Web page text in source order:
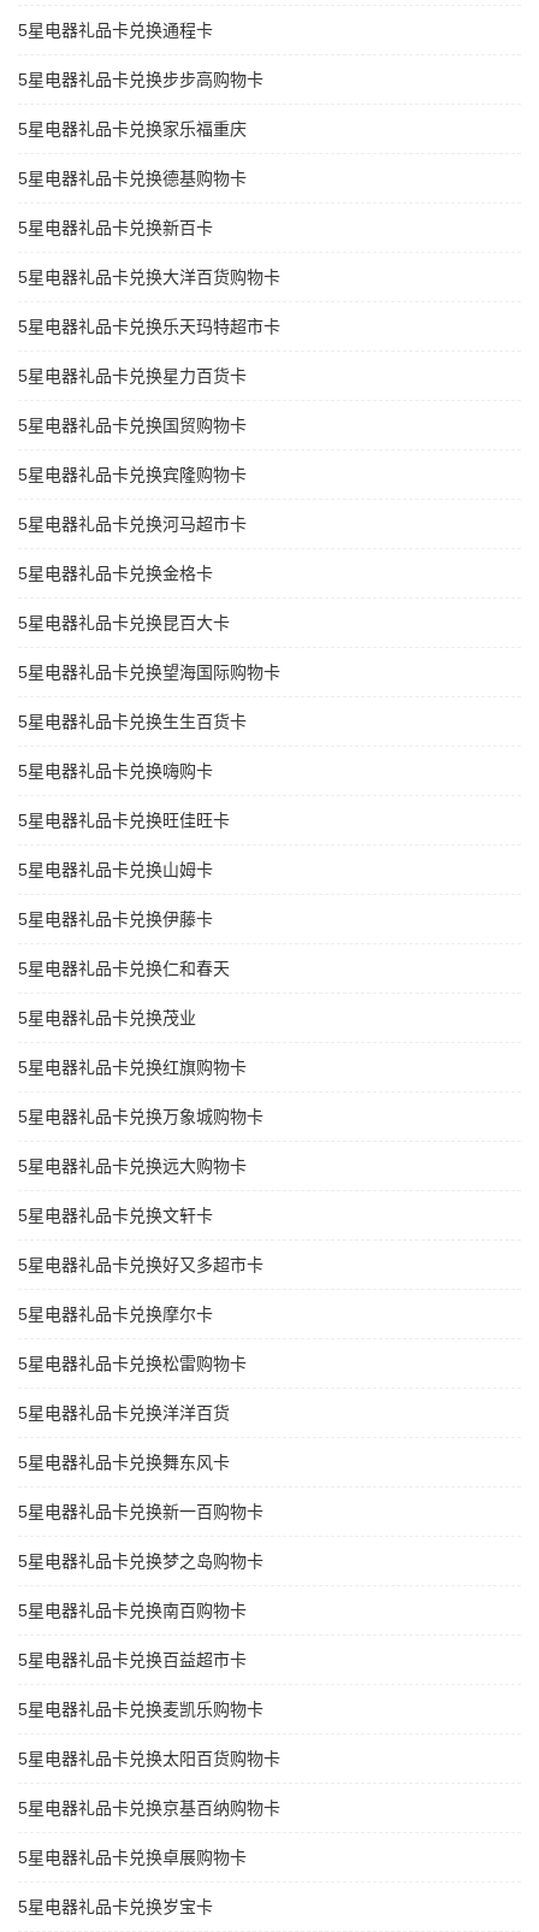
5星电器礼品卡兑换通程卡
5星电器礼品卡兑换步步高购物卡
5星电器礼品卡兑换家乐福重庆
5星电器礼品卡兑换德基购物卡
5星电器礼品卡兑换新百卡
5星电器礼品卡兑换大洋百货购物卡
5星电器礼品卡兑换乐天玛特超市卡
5星电器礼品卡兑换星力百货卡
5星电器礼品卡兑换国贸购物卡
5星电器礼品卡兑换宾隆购物卡
5星电器礼品卡兑换河马超市卡
5星电器礼品卡兑换金格卡
5星电器礼品卡兑换昆百大卡
5星电器礼品卡兑换望海国际购物卡
5星电器礼品卡兑换生生百货卡
5星电器礼品卡兑换嗨购卡
5星电器礼品卡兑换旺佳旺卡
5星电器礼品卡兑换山姆卡
5星电器礼品卡兑换伊藤卡
5星电器礼品卡兑换仁和春天
5星电器礼品卡兑换茂业
5星电器礼品卡兑换红旗购物卡
5星电器礼品卡兑换万象城购物卡
5星电器礼品卡兑换远大购物卡
5星电器礼品卡兑换文轩卡
5星电器礼品卡兑换好又多超市卡
5星电器礼品卡兑换摩尔卡
5星电器礼品卡兑换松雷购物卡
5星电器礼品卡兑换洋洋百货
5星电器礼品卡兑换舞东风卡
5星电器礼品卡兑换新一百购物卡
5星电器礼品卡兑换梦之岛购物卡
5星电器礼品卡兑换南百购物卡
5星电器礼品卡兑换百益超市卡
5星电器礼品卡兑换麦凯乐购物卡
5星电器礼品卡兑换太阳百货购物卡
5星电器礼品卡兑换京基百纳购物卡
5星电器礼品卡兑换卓展购物卡
5星电器礼品卡兑换岁宝卡